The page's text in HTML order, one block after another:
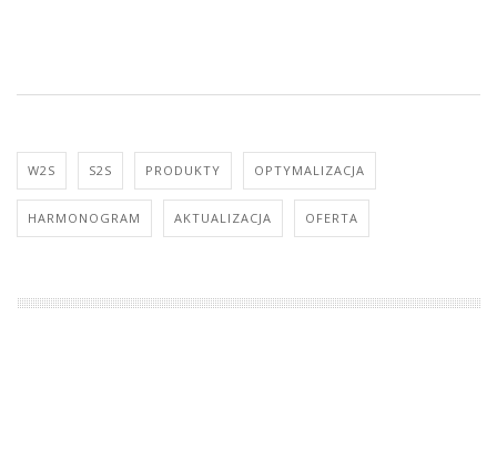
W2S S2S PRODUKTY OPTYMALIZACJA
HARMONOGRAM AKTUALIZACJA OFERTA